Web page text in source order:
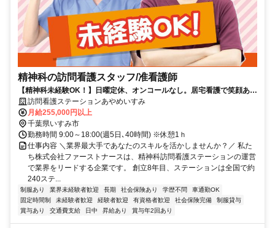
精神科の訪問看護スタッフ/准看護師
【精神科未経験OK！】日曜定休、オンコールなし。居宅看護で笑顔あふ
れる毎日をサポート。
訪問看護ステーションあやめいすみ
月給255,000円以上
千葉県いすみ市
勤務時間 9:00～18:00(週5日､40時間) ※休憩1ｈ
仕事内容 ＼業界最大手であなたのスキルを活かしませんか？／ 私た
ち株式会社ファーストナースは、精神科訪問看護ステーションの運営
で業界をリードする企業です。 創立8年目、ステーションは全国で約
240ステ...
制服あり 業界未経験者歓迎 長期 社会保険あり 学歴不問
車通勤OK
固定時間制
未経験者歓迎 経験者歓迎 有資格者歓迎 社会保険完備
制服貸与
賞与あり
交通費支給 日中 昇給あり 賞与年2回あり